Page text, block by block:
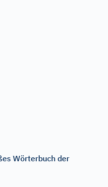
Wörterbuch der